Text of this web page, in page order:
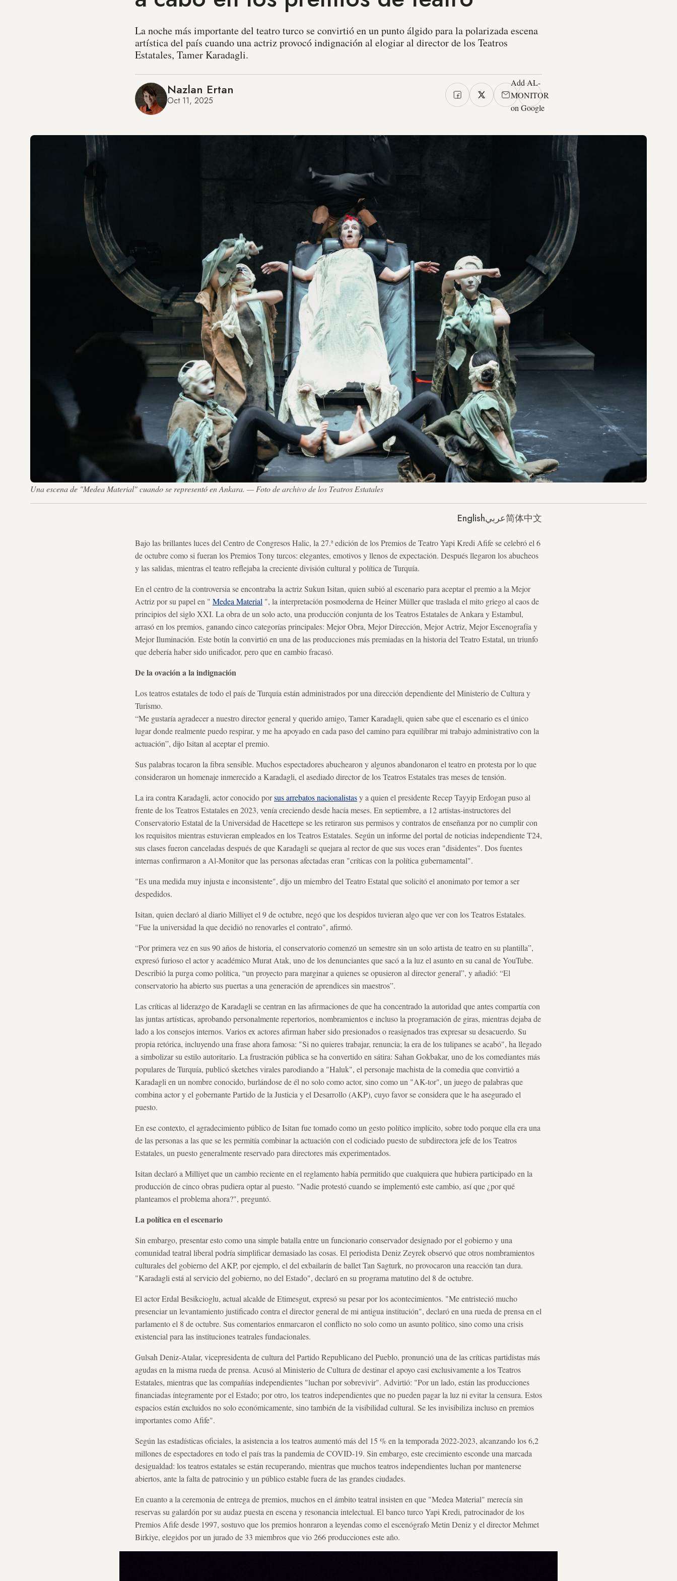
La noche más importante del teatro turco se convirtió en un punto álgido para la polarizada escena
artística del país cuando una actriz provocó indignación al elogiar al director de los Teatros
Estatales, Tamer Karadagli.
Nazlan Ertan
Oct 11, 2025
Add AL-
MONITOR
on Google
Una escena de "Medea Material" cuando se representó en Ankara. — Foto de archivo de los Teatros Estatales
Englishعربي简体中文
Bajo las brillantes luces del Centro de Congresos Halic, la 27.ª edición de los Premios de Teatro Yapi Kredi Afife se celebró el 6
de octubre como si fueran los Premios Tony turcos: elegantes, emotivos y llenos de expectación. Después llegaron los abucheos
y las salidas, mientras el teatro reflejaba la creciente división cultural y política de Turquía.
En el centro de la controversia se encontraba la actriz Sukun Isitan, quien subió al escenario para aceptar el premio a la Mejor
Actriz por su papel en " Medea Material ", la interpretación posmoderna de Heiner Müller que traslada el mito griego al caos de
principios del siglo XXI. La obra de un solo acto, una producción conjunta de los Teatros Estatales de Ankara y Estambul,
arrasó en los premios, ganando cinco categorías principales: Mejor Obra, Mejor Dirección, Mejor Actriz, Mejor Escenografía y
Mejor Iluminación. Este botín la convirtió en una de las producciones más premiadas en la historia del Teatro Estatal, un triunfo
que debería haber sido unificador, pero que en cambio fracasó.
De la ovación a la indignación
Los teatros estatales de todo el país de Turquía están administrados por una dirección dependiente del Ministerio de Cultura y
Turismo.
“Me gustaría agradecer a nuestro director general y querido amigo, Tamer Karadagli, quien sabe que el escenario es el único
lugar donde realmente puedo respirar, y me ha apoyado en cada paso del camino para equilibrar mi trabajo administrativo con la
actuación”, dijo Isitan al aceptar el premio.
Sus palabras tocaron la fibra sensible. Muchos espectadores abuchearon y algunos abandonaron el teatro en protesta por lo que
consideraron un homenaje inmerecido a Karadagli, el asediado director de los Teatros Estatales tras meses de tensión.
La ira contra Karadagli, actor conocido porsus arrebatos nacionalistasy a quien el presidente Recep Tayyip Erdogan puso al
frente de los Teatros Estatales en 2023, venía creciendo desde hacía meses. En septiembre, a 12 artistas-instructores del
Conservatorio Estatal de la Universidad de Hacettepe se les retiraron sus permisos y contratos de enseñanza por no cumplir con
los requisitos mientras estuvieran empleados en los Teatros Estatales. Según un informe del portal de noticias independiente T24,
sus clases fueron canceladas después de que Karadagli se quejara al rector de que sus voces eran "disidentes". Dos fuentes
internas confirmaron a Al-Monitor que las personas afectadas eran "críticas con la política gubernamental".
"Es una medida muy injusta e inconsistente", dijo un miembro del Teatro Estatal que solicitó el anonimato por temor a ser
despedidos.
Isitan, quien declaró al diario Milliyet el 9 de octubre, negó que los despidos tuvieran algo que ver con los Teatros Estatales.
"Fue la universidad la que decidió no renovarles el contrato", afirmó.
“Por primera vez en sus 90 años de historia, el conservatorio comenzó un semestre sin un solo artista de teatro en su plantilla”,
expresó furioso el actor y académico Murat Atak, uno de los denunciantes que sacó a la luz el asunto en su canal de YouTube.
Describió la purga como política, “un proyecto para marginar a quienes se opusieron al director general”, y añadió: “El
conservatorio ha abierto sus puertas a una generación de aprendices sin maestros”.
Las críticas al liderazgo de Karadagli se centran en las afirmaciones de que ha concentrado la autoridad que antes compartía con
las juntas artísticas, aprobando personalmente repertorios, nombramientos e incluso la programación de giras, mientras dejaba de
lado a los consejos internos. Varios ex actores afirman haber sido presionados o reasignados tras expresar su desacuerdo. Su
propia retórica, incluyendo una frase ahora famosa: "Si no quieres trabajar, renuncia; la era de los tulipanes se acabó", ha llegado
a simbolizar su estilo autoritario. La frustración pública se ha convertido en sátira: Sahan Gokbakar, uno de los comediantes más
populares de Turquía, publicó sketches virales parodiando a "Haluk", el personaje machista de la comedia que convirtió a
Karadagli en un nombre conocido, burlándose de él no solo como actor, sino como un "AK-tor", un juego de palabras que
combina actor y el gobernante Partido de la Justicia y el Desarrollo (AKP), cuyo favor se considera que le ha asegurado el
puesto.
En ese contexto, el agradecimiento público de Isitan fue tomado como un gesto político implícito, sobre todo porque ella era una
de las personas a las que se les permitía combinar la actuación con el codiciado puesto de subdirectora jefe de los Teatros
Estatales, un puesto generalmente reservado para directores más experimentados.
Isitan declaró a Milliyet que un cambio reciente en el reglamento había permitido que cualquiera que hubiera participado en la
producción de cinco obras pudiera optar al puesto. "Nadie protestó cuando se implementó este cambio, así que ¿por qué
planteamos el problema ahora?", preguntó.
La política en el escenario
Sin embargo, presentar esto como una simple batalla entre un funcionario conservador designado por el gobierno y una
comunidad teatral liberal podría simplificar demasiado las cosas. El periodista Deniz Zeyrek observó que otros nombramientos
culturales del gobierno del AKP, por ejemplo, el del exbailarín de ballet Tan Sagturk, no provocaron una reacción tan dura.
"Karadagli está al servicio del gobierno, no del Estado", declaró en su programa matutino del 8 de octubre.
El actor Erdal Besikcioglu, actual alcalde de Etimesgut, expresó su pesar por los acontecimientos. "Me entristeció mucho
presenciar un levantamiento justificado contra el director general de mi antigua institución", declaró en una rueda de prensa en el
parlamento el 8 de octubre. Sus comentarios enmarcaron el conflicto no solo como un asunto político, sino como una crisis
existencial para las instituciones teatrales fundacionales.
Gulsah Deniz-Atalar, vicepresidenta de cultura del Partido Republicano del Pueblo, pronunció una de las críticas partidistas más
agudas en la misma rueda de prensa. Acusó al Ministerio de Cultura de destinar el apoyo casi exclusivamente a los Teatros
Estatales, mientras que las compañías independientes "luchan por sobrevivir". Advirtió: "Por un lado, están las producciones
financiadas íntegramente por el Estado; por otro, los teatros independientes que no pueden pagar la luz ni evitar la censura. Estos
espacios están excluidos no solo económicamente, sino también de la visibilidad cultural. Se les invisibiliza incluso en premios
importantes como Afife".
Según las estadísticas oficiales, la asistencia a los teatros aumentó más del 15 % en la temporada 2022-2023, alcanzando los 6,2
millones de espectadores en todo el país tras la pandemia de COVID-19. Sin embargo, este crecimiento esconde una marcada
desigualdad: los teatros estatales se están recuperando, mientras que muchos teatros independientes luchan por mantenerse
abiertos, ante la falta de patrocinio y un público estable fuera de las grandes ciudades.
En cuanto a la ceremonia de entrega de premios, muchos en el ámbito teatral insisten en que "Medea Material" merecía sin
reservas su galardón por su audaz puesta en escena y resonancia intelectual. El banco turco Yapi Kredi, patrocinador de los
Premios Afife desde 1997, sostuvo que los premios honraron a leyendas como el escenógrafo Metin Deniz y el director Mehmet
Birkiye, elegidos por un jurado de 33 miembros que vio 266 producciones este año.